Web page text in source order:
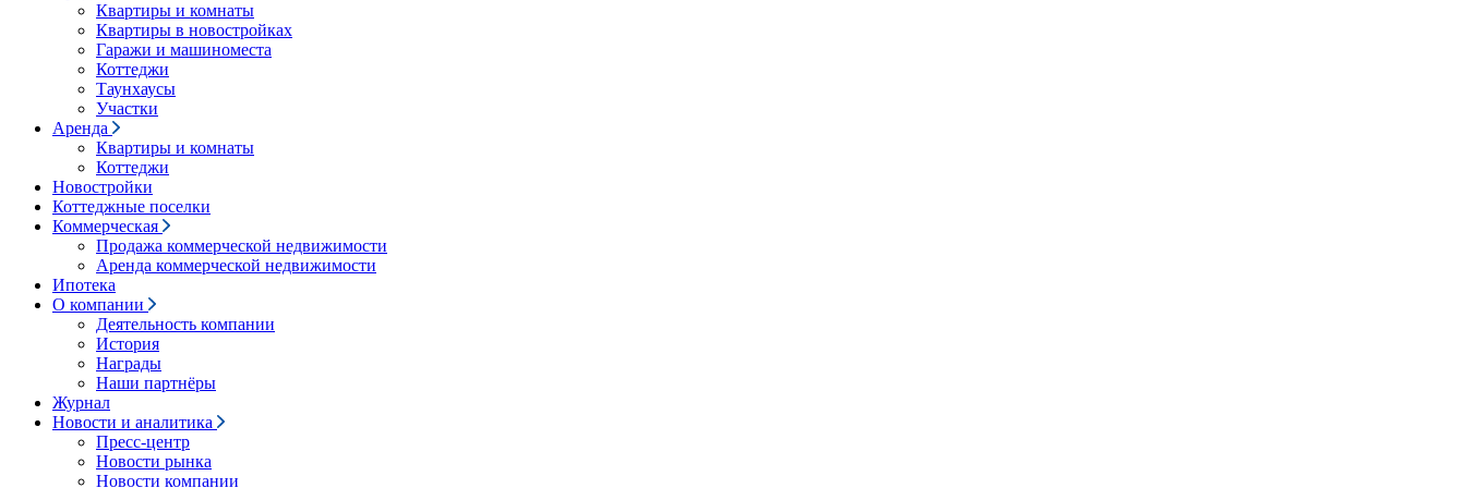
Квартиры и комнаты
Квартиры в новостройках
Гаражи и машиноместа
Коттеджи
Таунхаусы
Участки
Аренда
Квартиры и комнаты
Коттеджи
Новостройки
Коттеджные поселки
Коммерческая
Продажа коммерческой недвижимости
Аренда коммерческой недвижимости
Ипотека
О компании
Деятельность компании
История
Награды
Наши партнёры
Журнал
Новости и аналитика
Пресс-центр
Новости рынка
Новости компании